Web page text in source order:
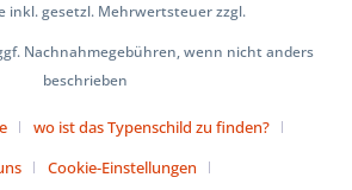
inkl. gesetzl. Mehrwertsteuer zzgl.
Nachnahmegebühren, wenn nicht anders
beschrieben
wo ist das Typenschild zu finden?
Cookie-Einstellungen